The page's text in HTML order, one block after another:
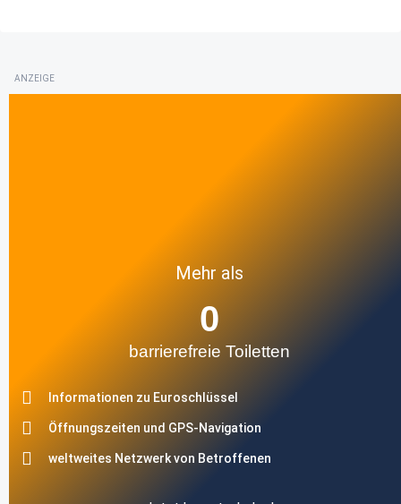
ANZEIGE
Mehr als
barrierefreie Toiletten
0
Informationen zu Euroschlüssel
Öffnungszeiten und GPS-Navigation
weltweites Netzwerk von Betroffenen